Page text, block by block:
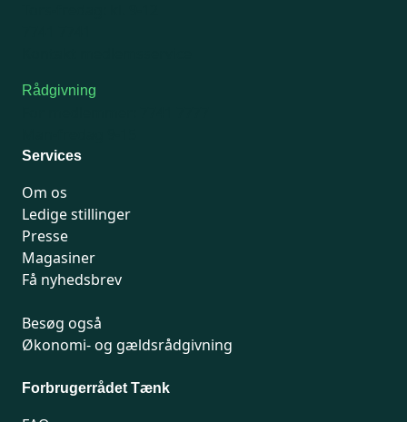
Rådgivning
Services
Om os
Ledige stillinger
Presse
Magasiner
Få nyhedsbrev
Besøg også
Økonomi- og gældsrådgivning
Forbrugerrådet Tænk